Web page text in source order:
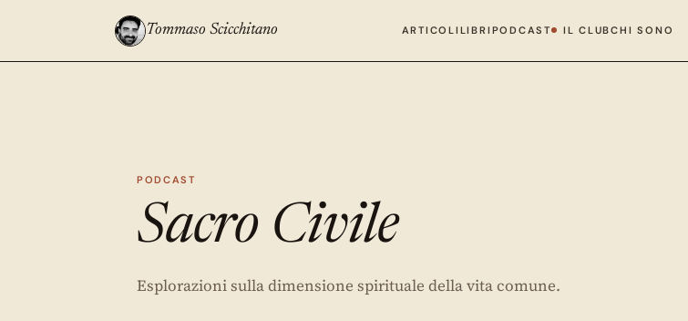
Tommaso Scicchitano ARTICOLI LIBRI PODCAST IL CLUBCHI SONO
PODCAST
Sacro Civile
Esplorazioni sulla dimensione spirituale della vita comune.